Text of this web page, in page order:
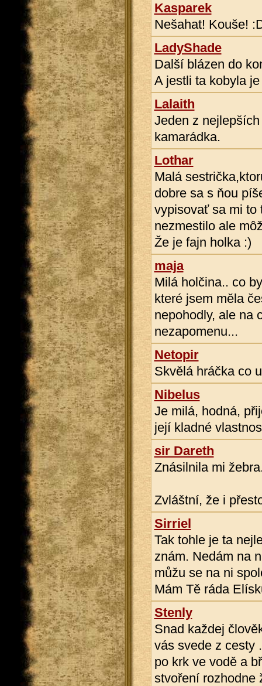
Kasparek
Nešahat! Kouše!
LadyShade
Další blázen do
A jestli ta kobyla
Lalaith
Jeden z
kamarádka.
Lothar
Malá
dobre sa s ňou
vypisovať sa mi to
nezmestilo ale
Že je fajn holka :)
maja
Milá holčina.. co
které jsem měla
nepohodly, ale na
nezapomenu...
Netopir
Skvělá hráčka co
Nibelus
Je milá, hodná,
její kladné
sir Dareth
Znásilnila mi
Zvláštní, že i
Sirriel
Tak tohle je ta
znám. Nedám na
můžu se na ni
Mám Tě ráda
Stenly
Snad každej
vás svede z cesty
po krk ve vodě a
stvoření rozhodne